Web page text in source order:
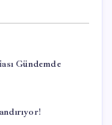
Gündemde